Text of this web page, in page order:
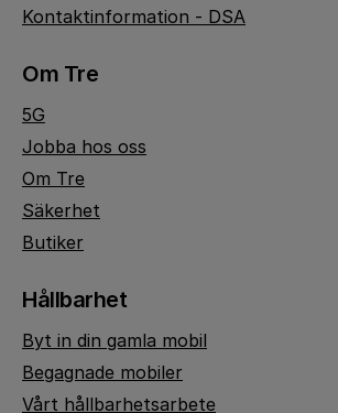
Kontaktinformation - DSA
Om Tre
5G
Jobba hos oss
Om Tre
Säkerhet
Butiker
Hållbarhet
Byt in din gamla mobil
Begagnade mobiler
Vårt hållbarhetsarbete